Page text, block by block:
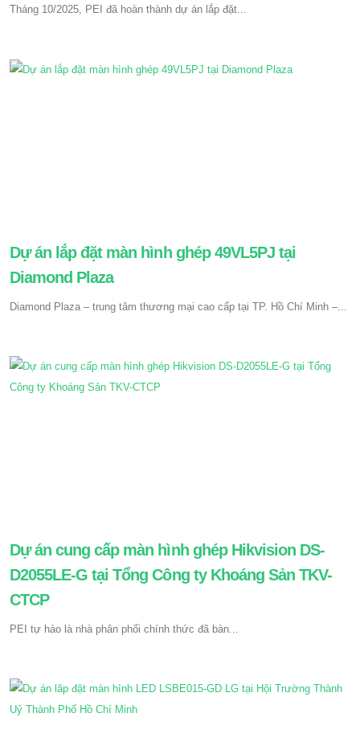
Tháng 10/2025, PEI đã hoàn thành dự án lắp đặt...
Dự án lắp đặt màn hình ghép 49VL5PJ tại
Diamond Plaza
Diamond Plaza – trung tâm thương mại cao cấp tại TP. Hồ Chí Minh –...
Dự án cung cấp màn hình ghép Hikvision DS-
D2055LE-G tại Tổng Công ty Khoáng Sản TKV-
CTCP
PEI tự hào là nhà phân phối chính thức đã bàn...